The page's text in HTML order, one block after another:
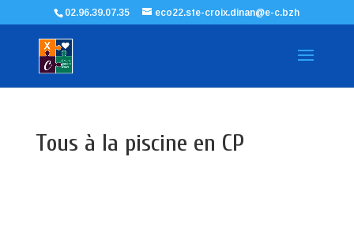
02.96.39.07.35 eco22.ste-croix.dinan@e-c.bzh
Tous à la piscine en CP